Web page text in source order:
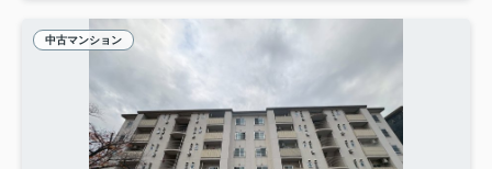
中古マンション